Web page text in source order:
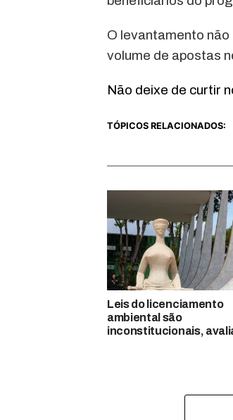
O levantamento
volume de apostas
Não deixe de curtir
TÓPICOS RELACIONADOS:
Leis do licenciamento
ambiental são
inconstitucionais,